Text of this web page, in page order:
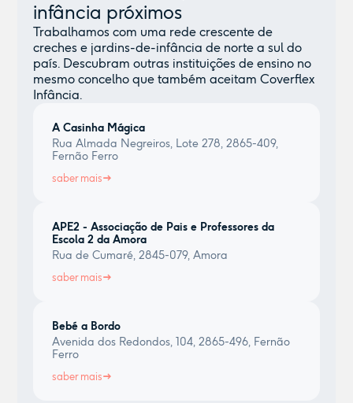
infância próximos
Trabalhamos com uma rede crescente de
creches e jardins-de-infância de norte a sul do
país. Descubram outras instituições de ensino no
mesmo concelho que também aceitam Coverflex
Infância.
A Casinha Mágica
Rua Almada Negreiros, Lote 278, 2865-409,
Fernão Ferro
saber mais
APE2 - Associação de Pais e Professores da
Escola 2 da Amora
Rua de Cumaré, 2845-079, Amora
saber mais
Bebé a Bordo
Avenida dos Redondos, 104, 2865-496, Fernão
Ferro
saber mais